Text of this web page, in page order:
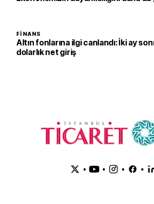
FINANS
Altın fonlarına ilgi canlandı: İki ay
dolarlık net giriş
• • • •